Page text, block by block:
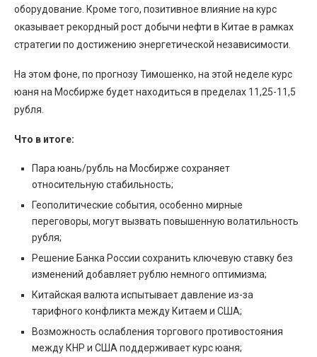
оборудование. Кроме того, позитивное влияние на курс
оказывает рекордный рост добычи нефти в Китае в рамках
стратегии по достижению энергетической независимости.
На этом фоне, по прогнозу Тимошенко, на этой неделе курс
юаня на Мосбирже будет находиться в пределах 11,25-11,5
рубля.
Что в итоге:
Пара юань/рубль на Мосбирже сохраняет
относительную стабильность;
Геополитические события, особенно мирные
переговоры, могут вызвать повышенную волатильность
рубля;
Решение Банка России сохранить ключевую ставку без
изменений добавляет рублю немного оптимизма;
Китайская валюта испытывает давление из-за
тарифного конфликта между Китаем и США;
Возможность ослабления торгового противостояния
между КНР и США поддерживает курс юаня;